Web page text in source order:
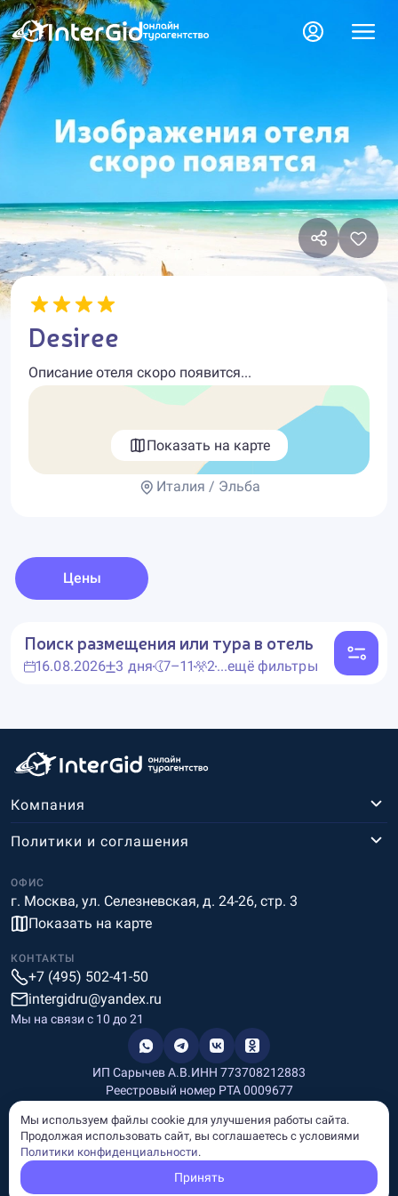
Desiree
Описание отеля скоро появится...
Показать на карте
Италия / Эльба
Цены
Поиск размещения или тура в отель
16.08.2026 3 дня 7–11 2...ещё фильтры
Компания
ОФИС
г. Москва, ул. Селезневская, д. 24-26, стр. 3
Показать на карте
Политики и соглашения
КОНТАКТЫ
+7 (495) 502-41-50
intergidru@yandex.ru
Мы на связи c 10 до 21
ИП Сарычев А.В.ИНН 773708212883
Реестровый номер РТА 0009677
Информация, размещённая на сайте, носит информационный
характер и не является рекламой и публичной офертой.
Мы используем файлы cookie для улучшения работы сайта.
Продолжая использовать сайт, вы соглашаетесь с условиями
Политики конфиденциальности.
Принять